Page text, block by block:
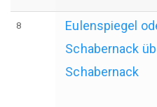
8
Eulenspiegel
Schabernack
Schabernack